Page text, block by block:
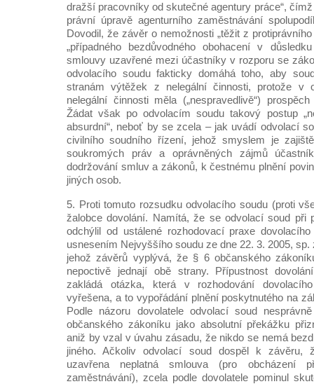
dražší pracovníky od skutečné agentury práce“,
právní úpravě agenturního zaměstnávání
Dovodil, že závěr o nemožnosti „těžit z
„případného bezdůvodného obohacení v
smlouvy uzavřené mezi účastníky v rozporu se
odvolacího soudu fakticky domáhá toho, aby
stranám výtěžek z nelegální činnosti, protože v
nelegální činnosti měla („nespravedlivě“)
Žádat však po odvolacím soudu takový postup
absurdní“, neboť by se zcela – jak uvádí odvolací
civilního soudního řízení, jehož smyslem je
soukromých práv a oprávněných zájmů
dodržování smluv a zákonů, k čestnému plnění
jiných osob.
5. Proti tomuto rozsudku odvolacího soudu (proti
žalobce dovolání. Namítá, že se odvolací soud při
odchýlil od ustálené rozhodovací praxe
usnesením Nejvyššího soudu ze dne 22. 3. 2005, sp.
jehož závěrů vyplývá, že § 6 občanského
nepoctivě jednají obě strany. Přípustnost
zakládá otázka, která v rozhodování
vyřešena, a to vypořádání plnění poskytnutého na
Podle názoru dovolatele odvolací soud
občanského zákoníku jako absolutní překážku
aniž by vzal v úvahu zásadu, že nikdo se nemá
jiného. Ačkoliv odvolací soud dospěl k závěru,
uzavřena neplatná smlouva (pro obcházení
zaměstnávání), zcela podle dovolatele pominul